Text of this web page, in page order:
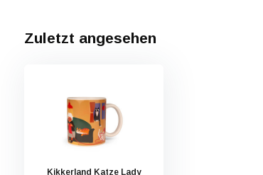
Zuletzt angesehen
Kikkerland Katze Lady